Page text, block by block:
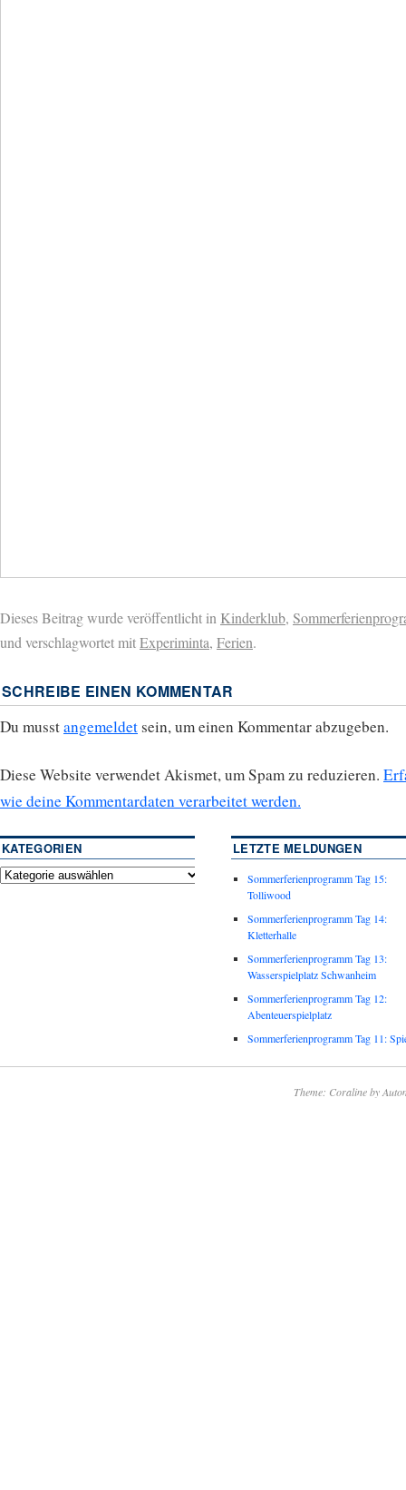
Dieses Beitrag wurde veröffentlicht in Kinderklub,
und verschlagwortet mitExperiminta, Ferien.
SCHREIBE EINEN KOMMENTAR
Du musstangemeldet sein, um einen Kommentar abzugeben.
Diese Website verwendet Akismet, um Spam zu reduzieren.
wie deine Kommentardaten verarbeitet werden.
KATEGORIEN LETZTE MELDUNGEN
Sommerferienprogramm Tag 15:
Tolliwood
Sommerferienprogramm Tag 14:
Kletterhalle
Sommerferienprogramm Tag 13:
Wasserspielplatz Schwanheim
Sommerferienprogramm Tag 12:
Abenteuerspielplatz
Sommerferienprogramm Tag 11:
Theme: Coraline by